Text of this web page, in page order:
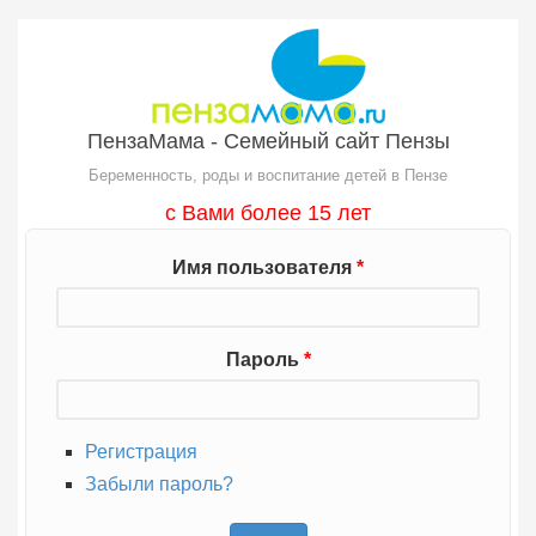
ПензаМама - Семейный сайт Пензы
Беременность, роды и воспитание детей в Пензе
с Вами более 15 лет
Имя пользователя *
Пароль *
Регистрация
Забыли пароль?